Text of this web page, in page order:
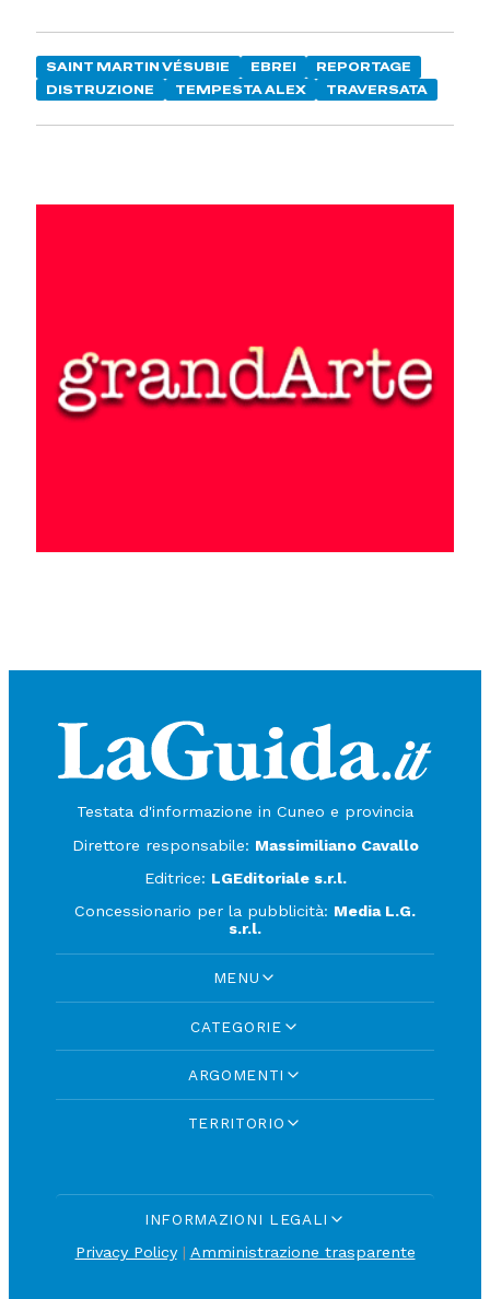
SAINT MARTIN VÉSUBIE EBREI
REPORTAGE
DISTRUZIONE
TEMPESTA ALEX TRAVERSATA
Testata d'informazione in Cuneo e provincia
Direttore responsabile: Massimiliano Cavallo
Editrice: LGEditoriale s.r.l.
Concessionario per la pubblicità: Media L.G.
s.r.l.
MENU
CATEGORIE
ARGOMENTI
TERRITORIO
INFORMAZIONI LEGALI
Privacy Policy| Amministrazione trasparente